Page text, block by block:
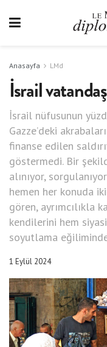
Anasayfa LMd
İsrail
İsrail nüfusunun
Gazze’deki
finanse edilen
göstermedi. Bir
alınıyor,
hemen her konuda
gören, ayrımcılıkla
kendilerini hem
soyutlama
1 Eylül 2024